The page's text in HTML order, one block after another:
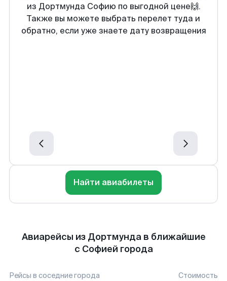
из Дортмунда Софию по выгодной цене🙌.
Также вы можете выбрать перелет туда и
обратно, если уже знаете дату возвращения
Найти авиабилеты
Авиарейсы из Дортмунда в ближайшие
с Софией города
Рейсы в соседние города Стоимость